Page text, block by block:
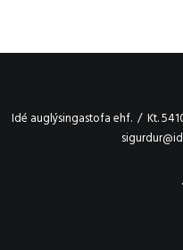
Idé auglýsingastofa ehf. / Kt.